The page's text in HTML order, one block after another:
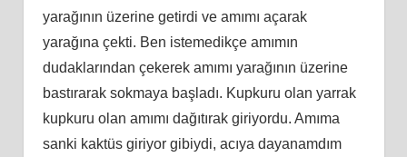
yarağının üzerine getirdi ve amımı açarak
yarağına çekti. Ben istemedikçe amımın
dudaklarından çekerek amımı yarağının üzerine
bastırarak sokmaya başladı. Kupkuru olan yarrak
kupkuru olan amımı dağıtırak giriyordu. Amıma
sanki kaktüs giriyor gibiydi, acıya dayanamdım